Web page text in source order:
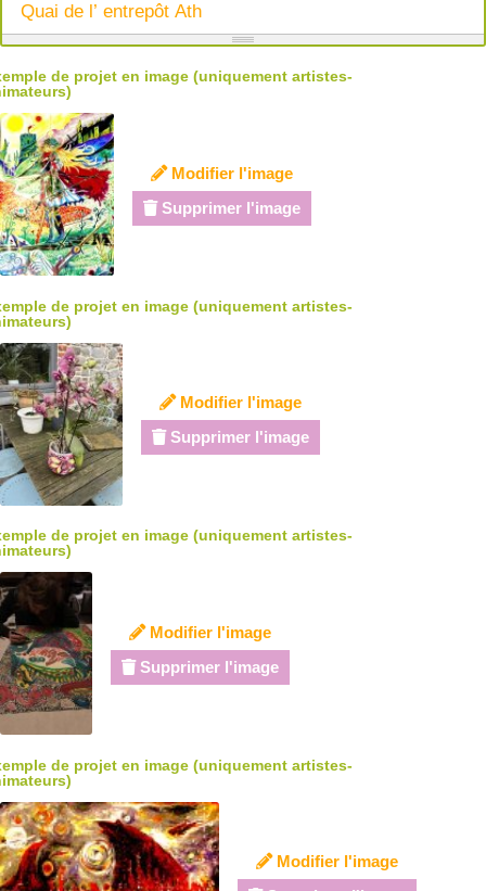
Quai de l’ entrepôt Ath
de projet en image (uniquement artistes-
Modifier l'image
Supprimer l'image
de projet en image (uniquement artistes-
Modifier l'image
Supprimer l'image
de projet en image (uniquement artistes-
Modifier l'image
Supprimer l'image
de projet en image (uniquement artistes-
Modifier l'image